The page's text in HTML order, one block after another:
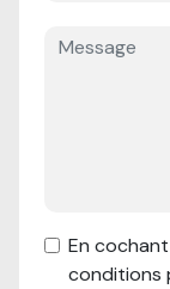
En
conditions